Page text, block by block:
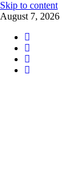
Skip to content
August 7, 2026